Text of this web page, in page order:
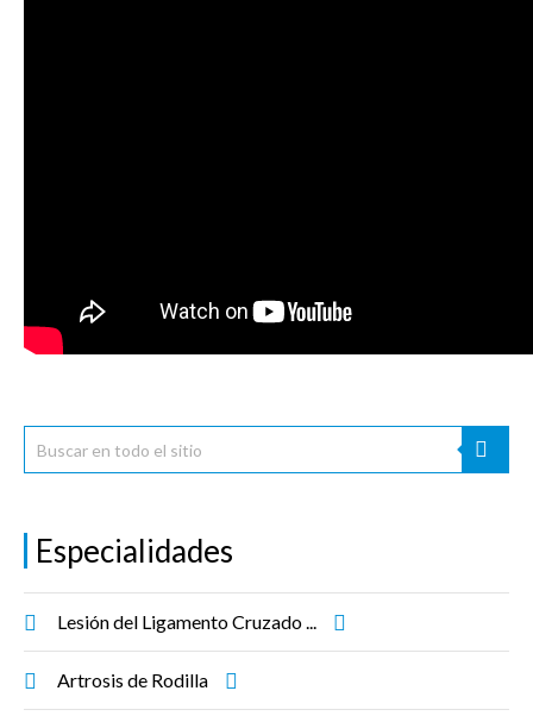
Especialidades
Lesión del Ligamento Cruzado ...
Artrosis de Rodilla